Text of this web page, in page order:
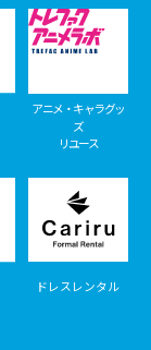
アニメ・キャラグッ
ズ
リユース
ドレスレンタル